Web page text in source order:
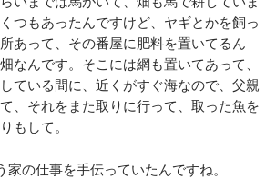
つもあったんですけど、ヤギとかを飼っ
あって、その番屋に肥料を置いてるん
なんです。そこには網も置いてあって、
ている間に、近くがすぐ海なので、父親
、それをまた取りに行って、取った魚を
もして。
の仕事を手伝っていたんですね。